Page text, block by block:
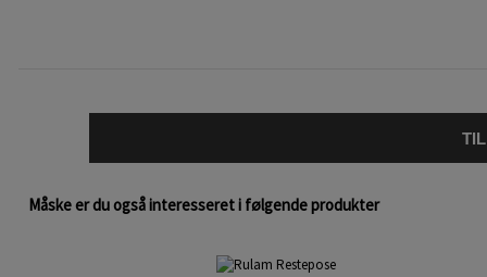
Måske er du også interesseret i følgende produkter